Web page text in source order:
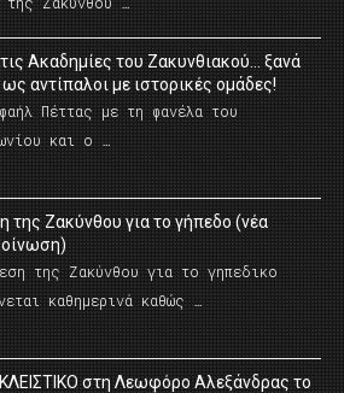
Ακαδημίες του Ζακυνθιακού… ξανά
ως αντίπαλοι με ιστορικές ομάδες!
Πέττας με τη φανέλα του
και ο …
της Ζακύνθου για το γήπεδο (νέα
της Ζακύνθου για το γηπεδικο
καθημερινά καθώς …
στη Λεωφόρο Αλεξάνδρας το